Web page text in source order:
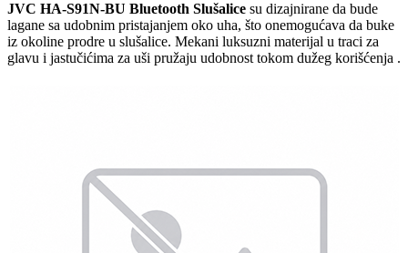
JVC HA-S91N-BU Bluetooth Slušalice su dizajnirane da bude
lagane sa udobnim pristajanjem oko uha, što onemogućava da buke
iz okoline prodre u slušalice. Mekani luksuzni materijal u traci za
glavu i jastučićima za uši pružaju udobnost tokom dužeg korišćenja .